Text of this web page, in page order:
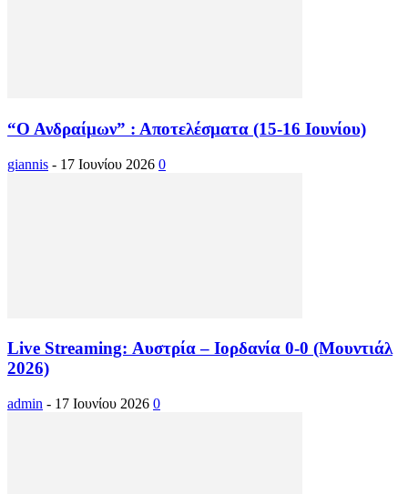
“Ο Ανδραίμων” : Αποτελέσματα (15-16 Ιουνίου)
giannis - 17 Ιουνίου 2026 0
Live Streaming: Αυστρία – Ιορδανία 0-0 (Μουντιάλ
2026)
admin - 17 Ιουνίου 2026 0